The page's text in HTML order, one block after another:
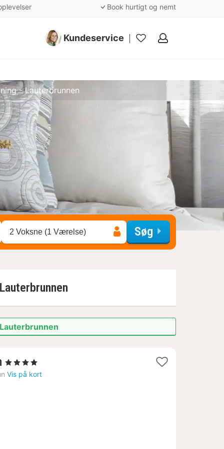
Book hurtigt og nemt
Kundeservice
Mine
- Lauterbrunnen
2 Voksne (1 Værelse) Søg
Lauterbrunnen
1
nat
, 4 Stjerner
Vis på kort